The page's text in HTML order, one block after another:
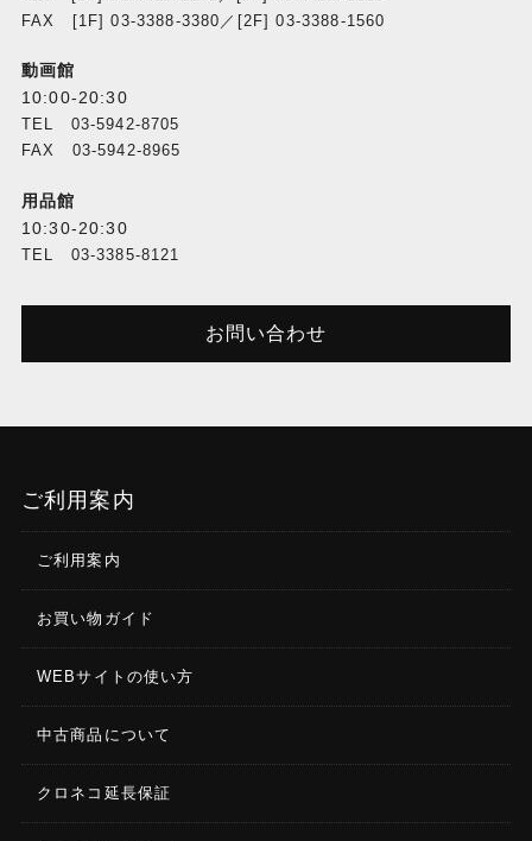
FAX [1F] 03-3388-3380／[2F] 03-3388-1560
動画館
10:00-20:30
TEL 03-5942-8705
FAX 03-5942-8965
用品館
10:30-20:30
TEL 03-3385-8121
お問い合わせ
ご利用案内
ご利用案内
お買い物ガイド
WEBサイトの使い方
中古商品について
クロネコ延長保証